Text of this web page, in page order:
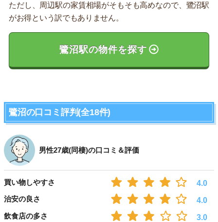
ただし、周辺駅の家賃相場がそもそも高めなので、鷺沼駅
がお得という訳でもありません。
鷺沼駅の物件を探す
鷺沼の口コミ評判(全18件)
男性27歳(同棲)の口コミ＆評価
買い物しやすさ
4.0
治安の良さ
4.0
飲食店の多さ
3.0